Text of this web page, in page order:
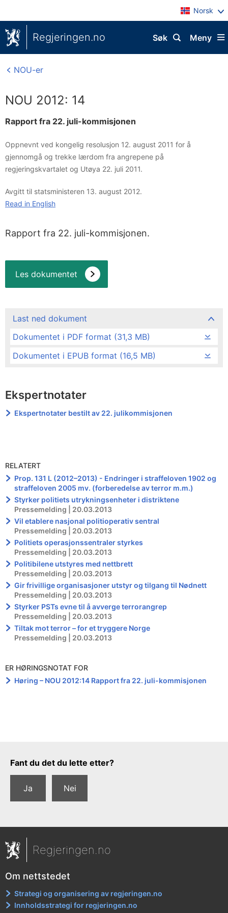
Norsk
Regjeringen.no Meny
Søk
NOU-er
NOU 2012: 14
Rapport fra 22. juli-kommisjonen
Oppnevnt ved kongelig resolusjon 12. august 2011 for å
gjennomgå og trekke lærdom fra angrepene på
regjeringskvartalet og Utøya 22. juli 2011.
Avgitt til statsministeren 13. august 2012.
Read in English
Rapport fra 22. juli-kommisjonen.
Les dokumentet
Last ned dokument
Dokumentet i PDF format (31,3 MB)
Dokumentet i EPUB format (16,5 MB)
Ekspertnotater
Ekspertnotater bestilt av 22. julikommisjonen
RELATERT
Prop. 131 L (2012–2013) - Endringer i straffeloven 1902 og
straffeloven 2005 mv. (forberedelse av terror m.m.)
Styrker politiets utrykningsenheter i distriktene
Pressemelding | 20.03.2013
Vil etablere nasjonal politioperativ sentral
Pressemelding | 20.03.2013
Politiets operasjonssentraler styrkes
Pressemelding | 20.03.2013
Politibilene utstyres med nettbrett
Pressemelding | 20.03.2013
Gir frivillige organisasjoner utstyr og tilgang til Nødnett
Pressemelding | 20.03.2013
Styrker PSTs evne til å avverge terrorangrep
Pressemelding | 20.03.2013
Tiltak mot terror – for et tryggere Norge
Pressemelding | 20.03.2013
ER HØRINGSNOTAT FOR
Høring – NOU 2012:14 Rapport fra 22. juli-kommisjonen
Tilbakemeldingsskjema
Fant du det du lette etter?
Ja Nei
Regjeringen.no
Om nettstedet
Strategi og organisering av regjeringen.no
Innholdsstrategi for regjeringen.no